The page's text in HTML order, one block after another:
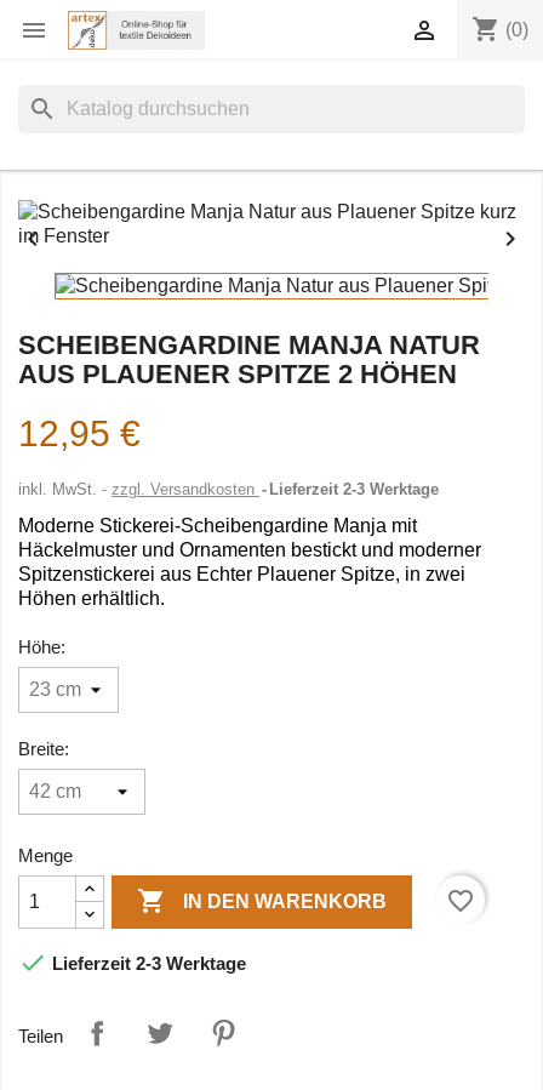
 shopping_cart (0)

search
 
SCHEIBENGARDINE MANJA NATUR
AUS PLAUENER SPITZE 2 HÖHEN
12,95 €
inkl. MwSt. zzgl. Versandkosten Lieferzeit 2-3 Werktage
Moderne Stickerei-Scheibengardine Manja mit
Häckelmuster und Ornamenten bestickt und moderner
Spitzenstickerei aus Echter Plauener Spitze, in zwei
Höhen erhältlich.
Höhe:
Breite:
Menge
 IN DEN WARENKORB favorite_border
 Lieferzeit 2-3 Werktage
Teilen